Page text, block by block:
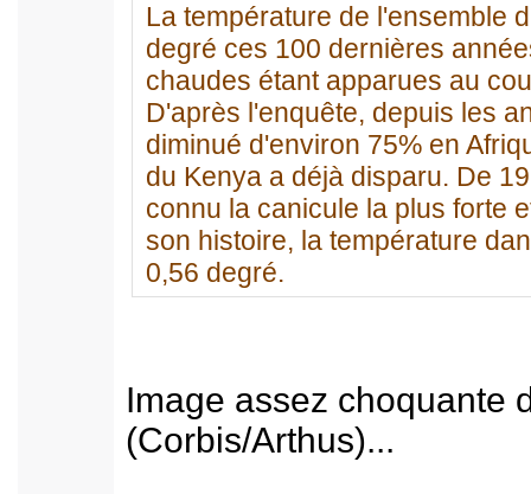
La température de l'ensemble
degré ces 100 dernières
chaudes étant apparues au
D'après l'enquête, depuis les
diminué d'environ 75% en
du Kenya a déjà disparu. De
connu la canicule la plus forte
son histoire, la température
0,56 degré.
Image assez choquante
(Corbis/Arthus)...